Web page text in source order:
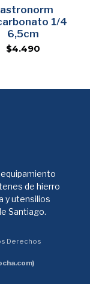
Agregar
1/4
6,5cm
$4.490
de hierro
y utensilios
Santiago.
Derechos